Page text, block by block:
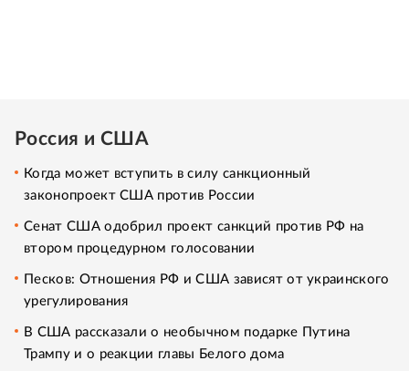
Россия и США
Когда может вступить в силу санкционный
законопроект США против России
Сенат США одобрил проект санкций против РФ на
втором процедурном голосовании
Песков: Отношения РФ и США зависят от украинского
урегулирования
В США рассказали о необычном подарке Путина
Трампу и о реакции главы Белого дома